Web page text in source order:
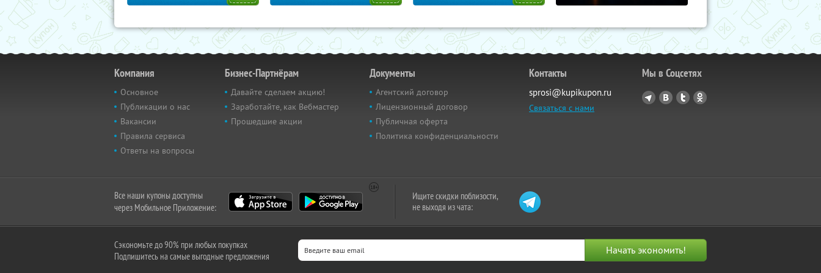
Компания
Основное
Публикации о нас
Вакансии
Правила сервиса
Ответы на вопросы
Бизнес-Партнёрам
Давайте сделаем акцию!
Заработайте, как Вебмастер
Прошедшие акции
Документы
Агентский договор
Лицензионный договор
Публичная оферта
Политика конфиденциальности
Контакты
sprosi@kupikupon.ru
Связаться с нами
Мы в Соцсетях
Все наши купоны доступны
через Мобильное Приложение:
Ищите скидки поблизости,
не выходя из чата:
Сэкономьте до 90% при любых покупках
Подпишитесь на самые выгодные предложения